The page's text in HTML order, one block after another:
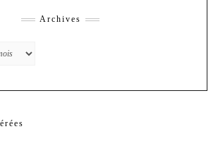
Archives